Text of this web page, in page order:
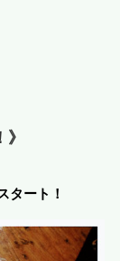
タート！